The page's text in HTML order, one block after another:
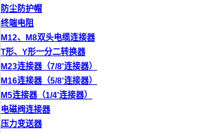
防尘防护帽
终端电阻
M12、M8双头电缆连接器
T形、Y形一分二转换器
M23连接器（7/8'连接器）
M16连接器（5/8'连接器）
M5连接器（1/4'连接器）
电磁阀连接器
压力变送器